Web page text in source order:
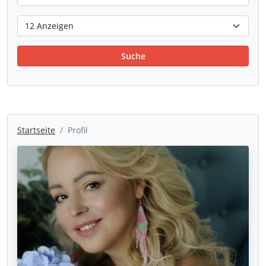
Suche
Startseite Profil